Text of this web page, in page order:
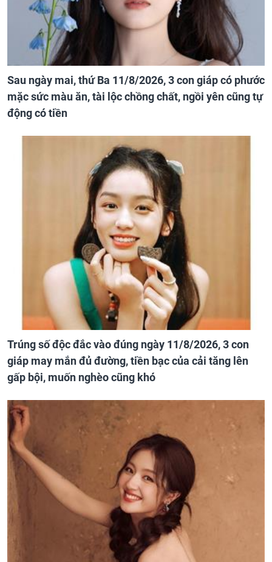
Sau ngày mai, thứ Ba 11/8/2026, 3 con giáp có phước
mặc sức màu ăn, tài lộc chồng chất, ngồi yên cũng tự
động có tiền
Trúng số độc đắc vào đúng ngày 11/8/2026, 3 con
giáp may mắn đủ đường, tiền bạc của cải tăng lên
gấp bội, muốn nghèo cũng khó